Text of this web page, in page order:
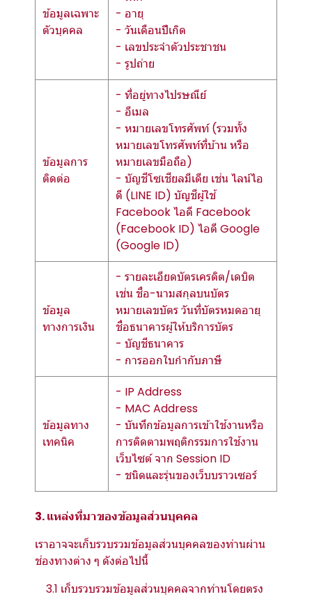
ข้อมูลเฉพาะ
ตัวบุคคล
- อายุ
- วันเดือนปีเกิด
- เลขประจำตัวประชาชน
- รูปถ่าย
ข้อมูลการ
ติดต่อ
- ที่อยู่ทางไปรษณีย์
- อีเมล
- หมายเลขโทรศัพท์ (รวมทั้ง
หมายเลขโทรศัพท์ที่บ้าน หรือ
หมายเลขมือถือ)
- บัญชีโซเชียลมีเดีย เช่น ไลน์ไอ
ดี (LINE ID) บัญชีผู้ใช้
Facebook ไอดี Facebook
(Facebook ID) ไอดี Google
(Google ID)
ข้อมูล
ทางการเงิน
- รายละเอียดบัตรเครดิต/เดบิต
เช่น ชื่อ-นามสกุลบนบัตร
หมายเลขบัตร วันที่บัตรหมดอายุ
ชื่อธนาคารผู้ให้บริการบัตร
- บัญชีธนาคาร
- การออกใบกำกับภาษี
ข้อมูลทาง
เทคนิค
- IP Address
- MAC Address
- บันทึกข้อมูลการเข้าใช้งานหรือ
การติดตามพฤติกรรมการใช้งาน
เว็บไซต์ จาก Session ID
- ชนิดและรุ่นของเว็บบราวเซอร์
3. แหล่งที่มาของข้อมูลส่วนบุคคล
เราอาจจะเก็บรวบรวมข้อมูลส่วนบุคคลของท่านผ่าน
ช่องทางต่าง ๆ ดังต่อไปนี้
3.1 เก็บรวบรวมข้อมูลส่วนบุคคลจากท่านโดยตรง